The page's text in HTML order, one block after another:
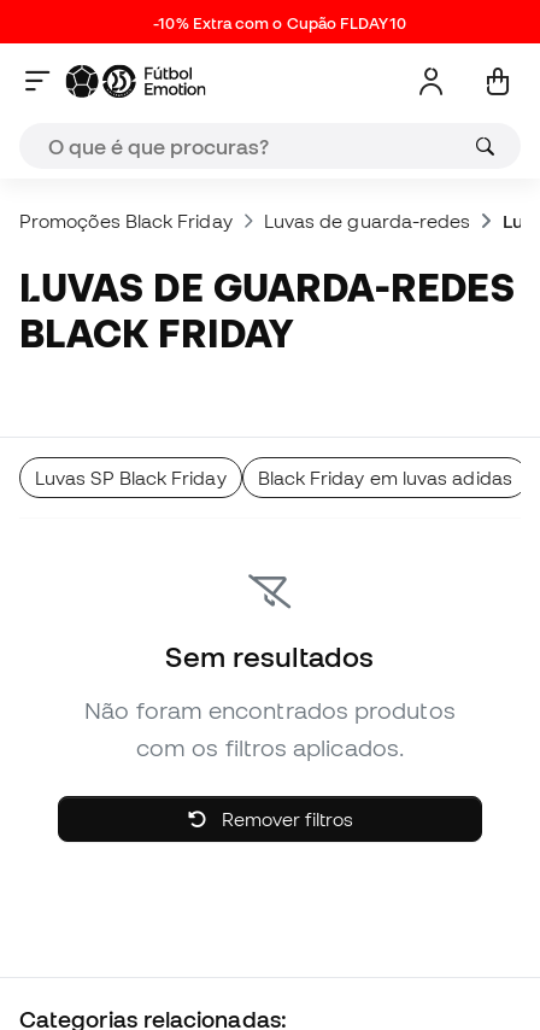
-10% Extra com o Cupão FLDAY10
Promoções Black Friday Luvas de guarda-redes
LUVAS DE GUARDA-REDES
BLACK FRIDAY
Luvas SP Black Friday Black Friday em luvas adidas
Sem resultados
Não foram encontrados produtos
com os filtros aplicados.
Remover filtros
Categorias relacionadas: